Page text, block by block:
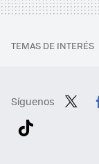
TEMAS DE INTERÉS
Síguenos